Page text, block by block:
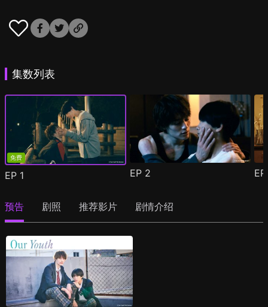
集数列表
免费
EP 1 EP 2
预告 剧照 推荐影片 剧情介绍